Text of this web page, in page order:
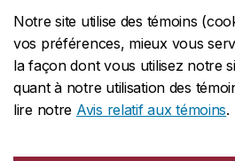
Notre site utilise des témoins
vos préférences, mieux vous
la façon dont vous utilisez notre
quant à notre utilisation des
lire notre Avis relatif aux témoins.
CENTRALE514-848-2424
URGENCE514-848-3717
Protection et prévention | Accessibilité
Conditions d'utilisation | Gérer les